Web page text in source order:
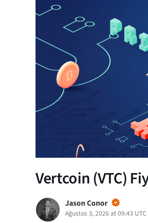
Vertcoin (VTC)
Jason Conor
Ağustos 3, 2026 at 09:43 UTC